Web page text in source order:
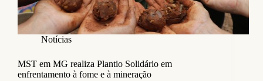
Notícias
MST em MG realiza Plantio Solidário em
enfrentamento à fome e à mineração